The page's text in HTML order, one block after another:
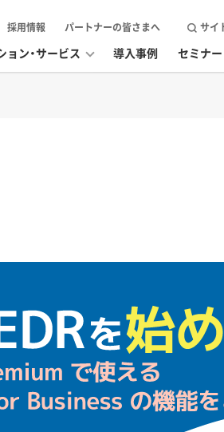
ョン・サービス 導入事例 セミナー
採用情報 パートナーの皆さまへ サイ